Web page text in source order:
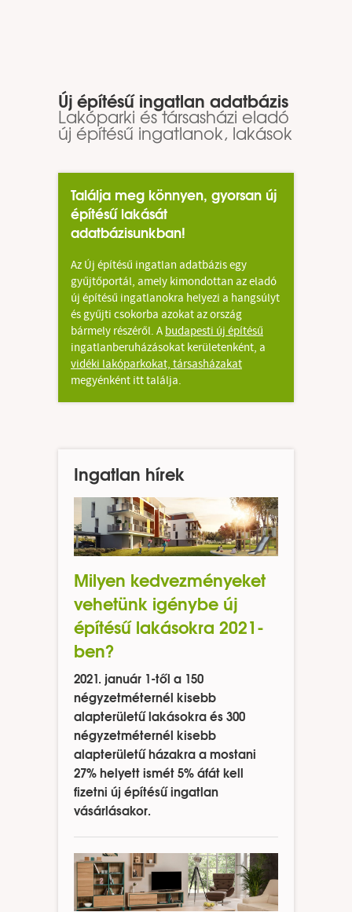
Új építésű ingatlan adatbázis
Lakóparki és társasházi eladó
új építésű ingatlanok, lakások
Találja meg könnyen, gyorsan új
építésű lakását
adatbázisunkban!
Az Új építésű ingatlan adatbázis egy
gyűjtőportál, amely kimondottan az eladó
új építésű ingatlanokra helyezi a hangsúlyt
és gyűjti csokorba azokat az ország
bármely részéről. A budapesti új építésű
ingatlanberuházásokat kerületenként, a
vidéki lakóparkokat, társasházakat
megyénként itt találja.
Ingatlan hírek
Milyen kedvezményeket
vehetünk igénybe új
építésű lakásokra 2021-
ben?
2021. január 1-től a 150
négyzetméternél kisebb
alapterületű lakásokra és 300
négyzetméternél kisebb
alapterületű házakra a mostani
27% helyett ismét 5% áfát kell
fizetni új építésű ingatlan
vásárlásakor.